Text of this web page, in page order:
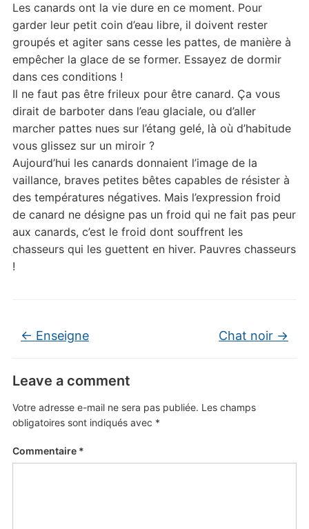
Les canards ont la vie dure en ce moment. Pour
garder leur petit coin d’eau libre, il doivent rester
groupés et agiter sans cesse les pattes, de manière à
empêcher la glace de se former. Essayez de dormir
dans ces conditions !
Il ne faut pas être frileux pour être canard. Ça vous
dirait de barboter dans l’eau glaciale, ou d’aller
marcher pattes nues sur l’étang gelé, là où d’habitude
vous glissez sur un miroir ?
Aujourd’hui les canards donnaient l’image de la
vaillance, braves petites bêtes capables de résister à
des températures négatives. Mais l’expression froid
de canard ne désigne pas un froid qui ne fait pas peur
aux canards, c’est le froid dont souffrent les
chasseurs qui les guettent en hiver. Pauvres chasseurs
!
← Enseigne Chat noir →
Leave a comment
Votre adresse e-mail ne sera pas publiée. Les champs
obligatoires sont indiqués avec *
Commentaire *